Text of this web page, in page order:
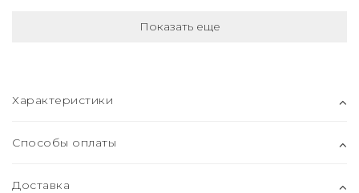
Показать еще
Характеристики
Способы оплаты
Доставка